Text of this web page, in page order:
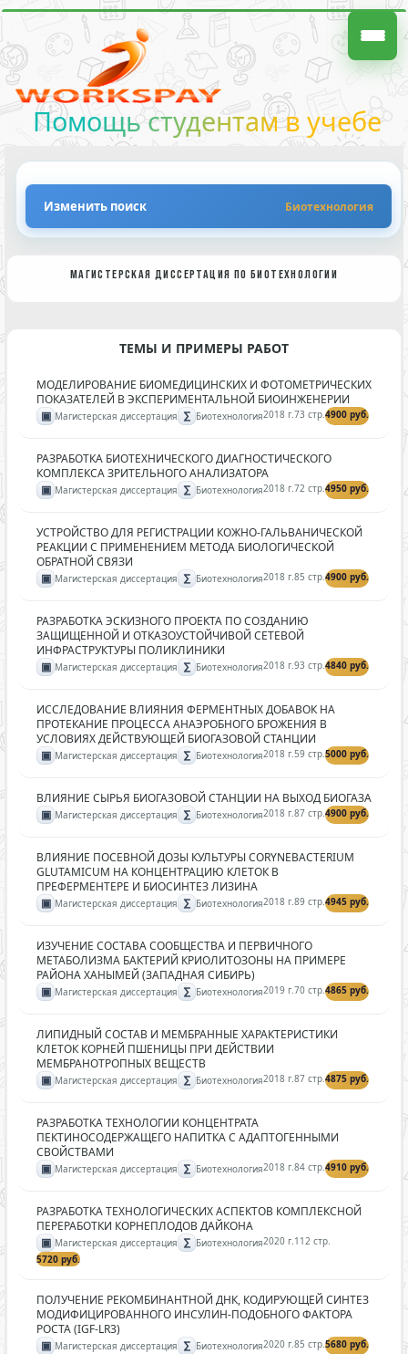
Помощь студентам в учебе
Изменить поиск Биотехнология
МАГИСТЕРСКАЯ ДИССЕРТАЦИЯ ПО БИОТЕХНОЛОГИИ
ТЕМЫ И ПРИМЕРЫ РАБОТ
МОДЕЛИРОВАНИЕ БИОМЕДИЦИНСКИХ И ФОТОМЕТРИЧЕСКИХ
ПОКАЗАТЕЛЕЙ В ЭКСПЕРИМЕНТАЛЬНОЙ БИОИНЖЕНЕРИИ
▣ Магистерская диссертация ∑ Биотехнология2018 г.73 стр.4900 руб.
РАЗРАБОТКА БИОТЕХНИЧЕСКОГО ДИАГНОСТИЧЕСКОГО
КОМПЛЕКСА ЗРИТЕЛЬНОГО АНАЛИЗАТОРА
▣ Магистерская диссертация ∑ Биотехнология2018 г.72 стр.4950 руб.
УСТРОЙСТВО ДЛЯ РЕГИСТРАЦИИ КОЖНО-ГАЛЬВАНИЧЕСКОЙ
РЕАКЦИИ С ПРИМЕНЕНИЕМ МЕТОДА БИОЛОГИЧЕСКОЙ
ОБРАТНОЙ СВЯЗИ
▣ Магистерская диссертация ∑ Биотехнология2018 г.85 стр.4900 руб.
РАЗРАБОТКА ЭСКИЗНОГО ПРОЕКТА ПО СОЗДАНИЮ
ЗАЩИЩЕННОЙ И ОТКАЗОУСТОЙЧИВОЙ СЕТЕВОЙ
ИНФРАСТРУКТУРЫ ПОЛИКЛИНИКИ
▣ Магистерская диссертация ∑ Биотехнология2018 г.93 стр.4840 руб.
ИССЛЕДОВАНИЕ ВЛИЯНИЯ ФЕРМЕНТНЫХ ДОБАВОК НА
ПРОТЕКАНИЕ ПРОЦЕССА АНАЭРОБНОГО БРОЖЕНИЯ В
УСЛОВИЯХ ДЕЙСТВУЮЩЕЙ БИОГАЗОВОЙ СТАНЦИИ
▣ Магистерская диссертация ∑ Биотехнология2018 г.59 стр.5000 руб.
ВЛИЯНИЕ СЫРЬЯ БИОГАЗОВОЙ СТАНЦИИ НА ВЫХОД БИОГАЗА
▣ Магистерская диссертация ∑ Биотехнология2018 г.87 стр.4900 руб.
ВЛИЯНИЕ ПОСЕВНОЙ ДОЗЫ КУЛЬТУРЫ CORYNEBACTERIUM
GLUTAMICUM НА КОНЦЕНТРАЦИЮ КЛЕТОК В
ПРЕФЕРМЕНТЕРЕ И БИОСИНТЕЗ ЛИЗИНА
▣ Магистерская диссертация ∑ Биотехнология2018 г.89 стр.4945 руб.
ИЗУЧЕНИЕ СОСТАВА СООБЩЕСТВА И ПЕРВИЧНОГО
МЕТАБОЛИЗМА БАКТЕРИЙ КРИОЛИТОЗОНЫ НА ПРИМЕРЕ
РАЙОНА ХАНЫМЕЙ (ЗАПАДНАЯ СИБИРЬ)
▣ Магистерская диссертация ∑ Биотехнология2019 г.70 стр.4865 руб.
ЛИПИДНЫЙ СОСТАВ И МЕМБРАННЫЕ ХАРАКТЕРИСТИКИ
КЛЕТОК КОРНЕЙ ПШЕНИЦЫ ПРИ ДЕЙСТВИИ
МЕМБРАНОТРОПНЫХ ВЕЩЕСТВ
▣ Магистерская диссертация ∑ Биотехнология2018 г.87 стр.4875 руб.
РАЗРАБОТКА ТЕХНОЛОГИИ КОНЦЕНТРАТА
ПЕКТИНОСОДЕРЖАЩЕГО НАПИТКА С АДАПТОГЕННЫМИ
СВОЙСТВАМИ
▣ Магистерская диссертация ∑ Биотехнология2018 г.84 стр.4910 руб.
РАЗРАБОТКА ТЕХНОЛОГИЧЕСКИХ АСПЕКТОВ КОМПЛЕКСНОЙ
ПЕРЕРАБОТКИ КОРНЕПЛОДОВ ДАЙКОНА
▣ Магистерская диссертация ∑ Биотехнология2020 г.112 стр.
5720 руб.
ПОЛУЧЕНИЕ РЕКОМБИНАНТНОЙ ДНК, КОДИРУЮЩЕЙ СИНТЕЗ
МОДИФИЦИРОВАННОГО ИНСУЛИН-ПОДОБНОГО ФАКТОРА
РОСТА (IGF-LR3)
▣ Магистерская диссертация ∑ Биотехнология2020 г.85 стр.5680 руб.